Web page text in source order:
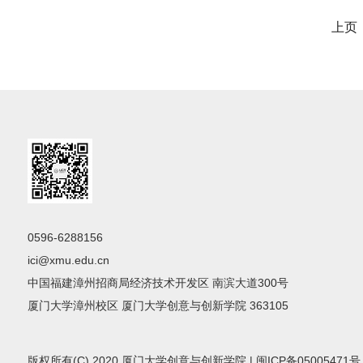
上页
0596-6288156
ici@xmu.edu.cn
中国福建漳州招商局经济技术开发区 南滨大道300号
厦门大学漳州校区 厦门大学创意与创新学院 363105
版权所有(C) 2020 厦门大学创意与创新学院 | 闽ICP备05005471号